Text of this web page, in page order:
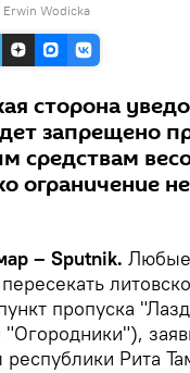
Erwin Wodicka
сторона
запрещено
средствам
ограничение
– Sputnik. Любые
пропуска
республики Рита